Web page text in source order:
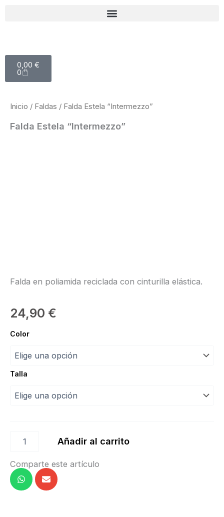
0,00 €
0
Carrito
Inicio / Faldas / Falda Estela “Intermezzo”
Falda Estela “Intermezzo”
Falda en poliamida reciclada con cinturilla elástica.
24,90 €
Color
Talla
Falda
cantidad
Añadir al carrito
Comparte este artículo